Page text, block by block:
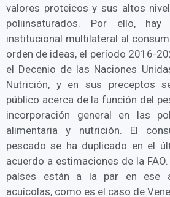
valores proteicos y sus altos
poliinsaturados. Por ello,
institucional multilateral al
orden de ideas, el período 2016-
el Decenio de las Naciones
Nutrición, y en sus preceptos
público acerca de la función del
incorporación general en las
alimentaria y nutrición. El
pescado se ha duplicado en el
acuerdo a estimaciones de la
países están a la par en ese
acuícolas, como es el caso de